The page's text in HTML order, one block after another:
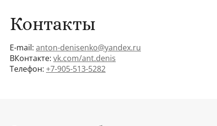
Контакты
E-mail: anton-denisenko@yandex.ru
ВКонтакте: vk.com/ant.denis
Телефон: +7-905-513-5282